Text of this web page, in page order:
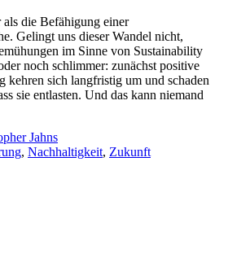
die Befähigung einer
Gelingt uns dieser Wandel nicht,
im Sinne von Sustainability
noch schlimmer: zunächst positive
kehren sich langfristig um und schaden
sie entlasten. Und das kann niemand
Jahns
, Nachhaltigkeit, Zukunft